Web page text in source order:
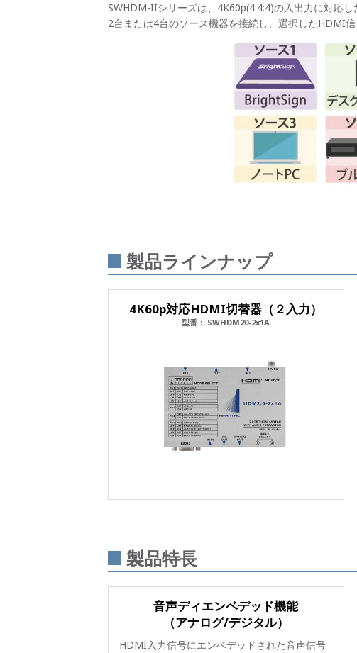
SWHDM-IIシリーズは、4K60p(4:4:4)の入出力に対応し
2台または4台のソース機器を接続し、選択したHDMI
製品ラインナップ
4K60p対応HDMI切替器（２入力）
型番： SWHDM20-2x1A
製品特長
音声ディエンベデッド機能
（アナログ/デジタル）
HDMI入力信号にエンベデッドされた音声信号